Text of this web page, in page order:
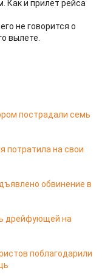
Как и прилёт рейса
не говорится о
вылете.
пострадали семь
потратила на свои
обвинение в
дрейфующей на
поблагодарили